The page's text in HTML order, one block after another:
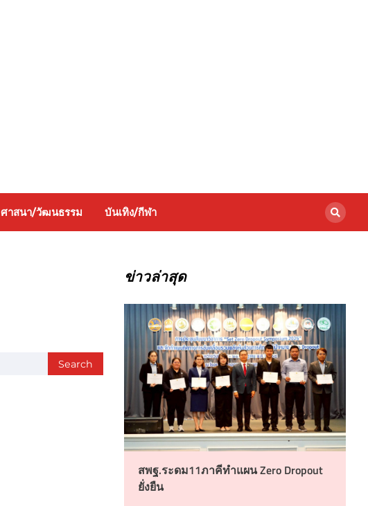
ศาสนา/วัฒนธรรม บันเทิง/กีฬา
ข่าวล่าสุด
สพฐ.ระดม11ภาคีทำแผน Zero Dropout
ยั่งยืน